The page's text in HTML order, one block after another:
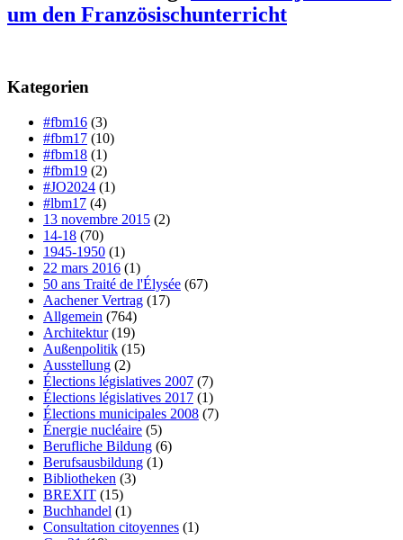
um den Französischunterricht
Kategorien
#fbm16 (3)
#fbm17 (10)
#fbm18 (1)
#fbm19 (2)
#JO2024 (1)
#lbm17 (4)
13 novembre 2015 (2)
14-18 (70)
1945-1950 (1)
22 mars 2016 (1)
50 ans Traité de l'Élysée (67)
Aachener Vertrag (17)
Allgemein (764)
Architektur(19)
Außenpolitik (15)
Ausstellung (2)
Élections législatives 2007 (7)
Élections législatives 2017 (1)
Élections municipales 2008 (7)
Énergie nucléaire (5)
Berufliche Bildung (6)
Berufsausbildung (1)
Bibliotheken (3)
BREXIT (15)
Buchhandel (1)
Consultation citoyennes (1)